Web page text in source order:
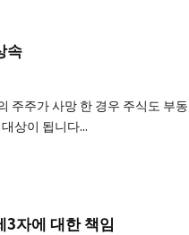
속
주주가 사망 한 경우 주식도 부동
상이 됩니다...
자에 대한 책임